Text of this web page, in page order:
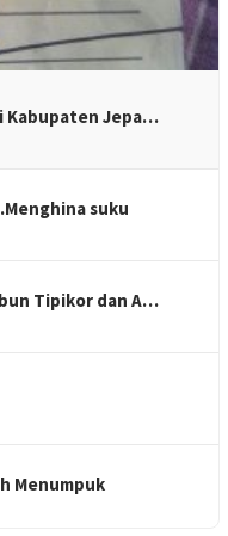
Kabupaten Jepa…
suku
Tipikor dan A…
Menumpuk